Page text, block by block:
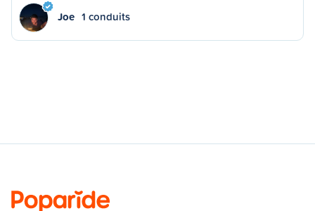
Joe 1 conduits